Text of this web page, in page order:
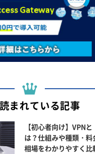
まれている記事
【初心者向け】VPNと
は？仕組みや種類・料
相場をわかりやすく比